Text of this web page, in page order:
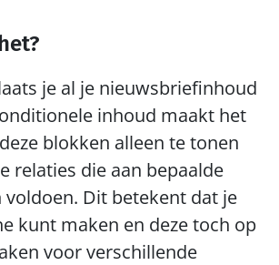
je al je nieuwsbriefinhoud
inhoud maakt het
blokken alleen te tonen
relaties die aan bepaalde
Dit betekent dat je
kunt maken en deze toch op
voor verschillende